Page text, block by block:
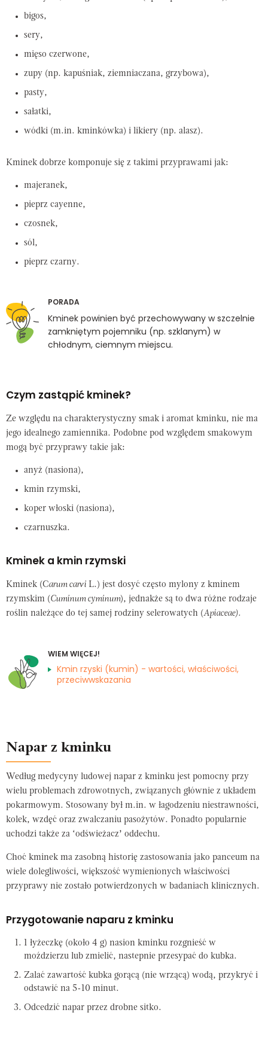
bigos,
sery,
mięso czerwone,
zupy (np. kapuśniak, ziemniaczana, grzybowa),
pasty,
sałatki,
wódki (m.in. kminkówka) i likiery (np. alasz).
Kminek dobrze komponuje się z takimi przyprawami jak:
majeranek,
pieprz cayenne,
czosnek,
sól,
pieprz czarny.
PORADA
Kminek powinien być przechowywany w szczelnie
zamkniętym pojemniku (np. szklanym) w
chłodnym, ciemnym miejscu.
Czym zastąpić kminek?
Ze względu na charakterystyczny smak i aromat kminku, nie ma
jego idealnego zamiennika. Podobne pod względem smakowym
mogą być przyprawy takie jak:
anyż (nasiona),
kmin rzymski,
koper włoski (nasiona),
czarnuszka.
Kminek a kmin rzymski
Kminek (Carum carvi L.) jest dosyć często mylony z kminem
rzymskim (Cuminum cyminum), jednakże są to dwa różne rodzaje
roślin należące do tej samej rodziny selerowatych (Apiaceae).
WIEM WIĘCEJ!
Kmin rzyski (kumin) - wartości, właściwości,
przeciwwskazania
Napar z kminku
Według medycyny ludowej napar z kminku jest pomocny przy
wielu problemach zdrowotnych, związanych głównie z układem
pokarmowym. Stosowany był m.in. w łagodzeniu niestrawności,
kolek, wzdęć oraz zwalczaniu pasożytów. Ponadto popularnie
uchodzi także za ‘odświeżacz’ oddechu.
Choć kminek ma zasobną historię zastosowania jako panceum na
wiele dolegliwości, większość wymienionych właściwości
przyprawy nie zostało potwierdzonych w badaniach klinicznych.
Przygotowanie naparu z kminku
1 łyżeczkę (około 4 g) nasion kminku rozgnieść w
moździerzu lub zmielić, nastepnie przesypać do kubka.
Zalać zawartość kubka gorącą (nie wrzącą) wodą, przykryć i
odstawić na 5-10 minut.
Odcedzić napar przez drobne sitko.